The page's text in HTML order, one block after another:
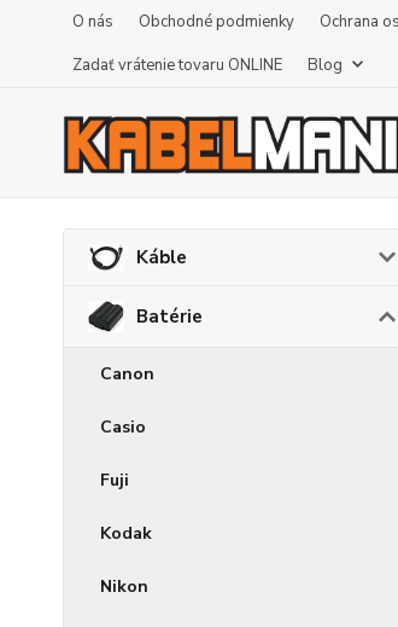
O nás Obchodné podmienky Ochrana
Zadať vrátenie tovaru ONLINE
Blog
Káble
Batérie
Canon
Casio
Fuji
Kodak
Nikon